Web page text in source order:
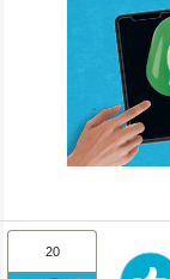
20